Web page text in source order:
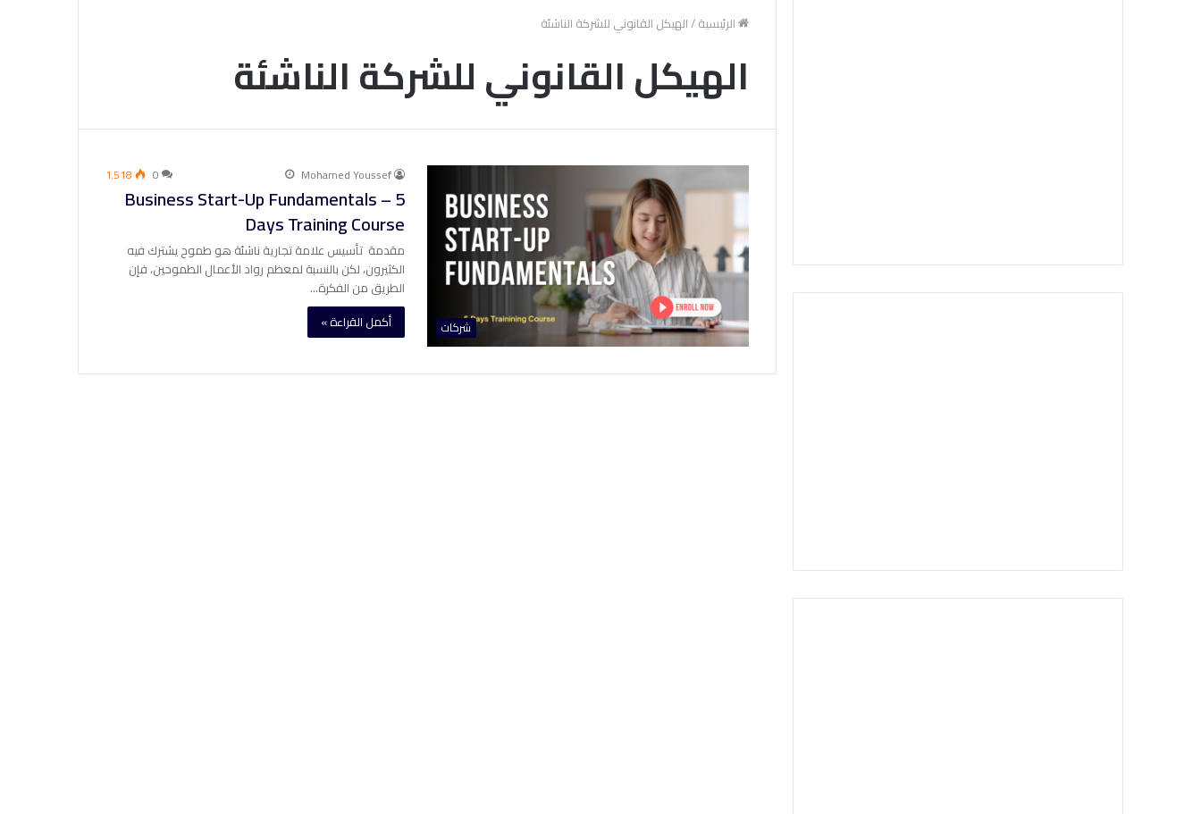
الرئيسية/الهيكل القانوني للشركة الناشئة
الهيكل القانوني للشركة الناشئة
شركات
Mohamed Youssef
0 1٬518
Business Start-Up Fundamentals – 5
Days Training Course
مقدمة تأسيس علامة تجارية ناشئة هو طموح يشترك فيه
الكثيرون، لكن بالنسبة لمعظم رواد الأعمال الطموحين، فإن
الطريق من الفكرة…
أكمل القراءة »